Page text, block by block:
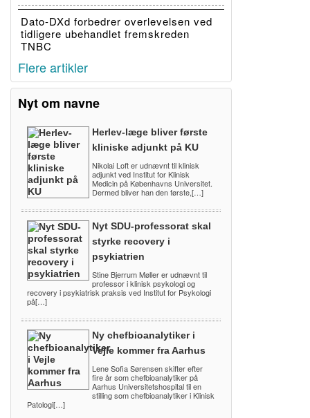
Dato-DXd forbedrer overlevelsen ved
tidligere ubehandlet fremskreden
TNBC
Flere artikler
Nyt om navne
Herlev-læge bliver første
kliniske adjunkt på KU
Nikolai Loft er udnævnt til klinisk
adjunkt ved Institut for Klinisk
Medicin på Københavns Universitet.
Dermed bliver han den første,[…]
Nyt SDU-professorat skal
styrke recovery i
psykiatrien
Stine Bjerrum Møller er udnævnt til
professor i klinisk psykologi og
recovery i psykiatrisk praksis ved Institut for Psykologi
på[…]
Ny chefbioanalytiker i
Vejle kommer fra Aarhus
Lene Sofia Sørensen skifter efter
fire år som chefbioanalytiker på
Aarhus Universitetshospital til en
stilling som chefbioanalytiker i Klinisk
Patologi[…]